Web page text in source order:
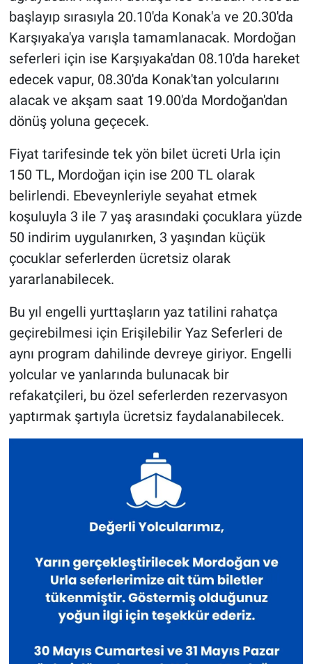
başlayıp sırasıyla 20.10'da Konak'a ve 20.30'da
Karşıyaka'ya varışla tamamlanacak. Mordoğan
seferleri için ise Karşıyaka'dan 08.10'da hareket
edecek vapur, 08.30'da Konak'tan yolcularını
alacak ve akşam saat 19.00'da Mordoğan'dan
dönüş yoluna geçecek.
Fiyat tarifesinde tek yön bilet ücreti Urla için
150 TL, Mordoğan için ise 200 TL olarak
belirlendi. Ebeveynleriyle seyahat etmek
koşuluyla 3 ile 7 yaş arasındaki çocuklara yüzde
50 indirim uygulanırken, 3 yaşından küçük
çocuklar seferlerden ücretsiz olarak
yararlanabilecek.
Bu yıl engelli yurttaşların yaz tatilini rahatça
geçirebilmesi için Erişilebilir Yaz Seferleri de
aynı program dahilinde devreye giriyor. Engelli
yolcular ve yanlarında bulunacak bir
refakatçileri, bu özel seferlerden rezervasyon
yaptırmak şartıyla ücretsiz faydalanabilecek.